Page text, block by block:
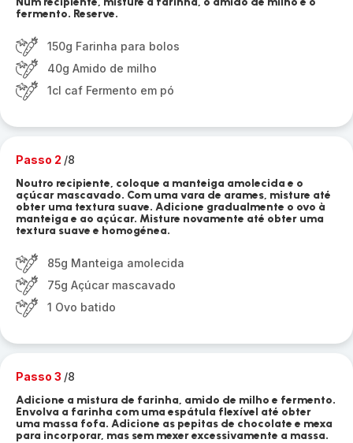
fermento. Reserve.
150g Farinha para bolos
40g Amido de milho
1cl caf Fermento em pó
Passo 2 /8
Noutro recipiente, coloque a manteiga amolecida e o
açúcar mascavado. Com uma vara de arames, misture até
obter uma textura suave. Adicione gradualmente o ovo à
manteiga e ao açúcar. Misture novamente até obter uma
textura suave e homogénea.
85g Manteiga amolecida
75g Açúcar mascavado
1 Ovo batido
Passo 3 /8
Adicione a mistura de farinha, amido de milho e fermento.
Envolva a farinha com uma espátula flexível até obter
uma massa fofa. Adicione as pepitas de chocolate e mexa
para incorporar, mas sem mexer excessivamente a massa.